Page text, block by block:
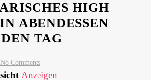
HIGH
ABENDESSEN
TAG
No Comments
Anzeigen